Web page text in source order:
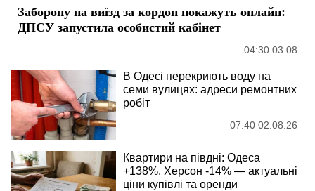
Заборону на виїзд за кордон покажуть онлайн:
ДПСУ запустила особистий кабінет
04:30 03.08
В Одесі перекриють воду на
семи вулицях: адреси ремонтних
робіт
07:40 02.08.26
Квартири на півдні: Одеса
+138%, Херсон -14% — актуальні
ціни купівлі та оренди